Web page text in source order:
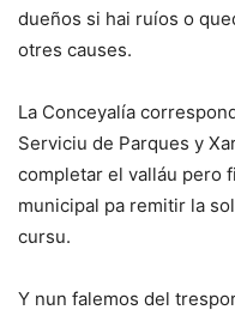
dueños si hai ruíos o
otres causes.
La Conceyalía
Serviciu de Parques y
completar el valláu pero
municipal pa remitir la
cursu.
Y nun falemos del